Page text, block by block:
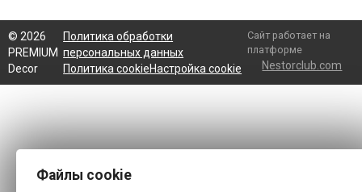
© 2026
PREMIUM
Decor
Политика обработки
персональных данных
Политика cookieНастройка cookie
Сайт работает на
платформе
Nestorclub.com
Файлы cookie